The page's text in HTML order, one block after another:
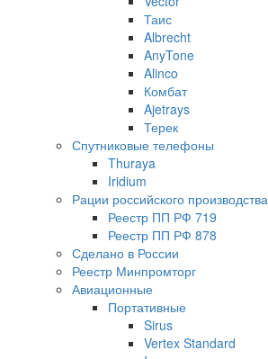
Таис
Albrecht
AnyTone
Alinco
Комбат
Ajetrays
Терек
Спутниковые телефоны
Thuraya
Iridium
Рации российского производства
Реестр ПП РФ 719
Реестр ПП РФ 878
Сделано в России
Реестр Минпромторг
Авиационные
Портативные
Sirus
Vertex Standard